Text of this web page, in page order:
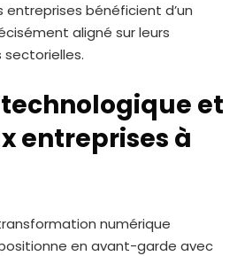
entreprises bénéficient d’un
aligné sur leurs
et
entreprises à
numérique
en avant-garde avec